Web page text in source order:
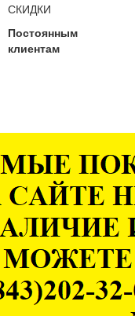
СКИДКИ
Постоянным
клиентам